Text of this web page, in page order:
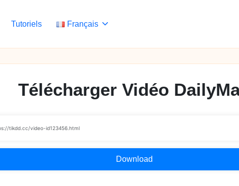
Tutoriels Français
Télécharger Vidéo
Download